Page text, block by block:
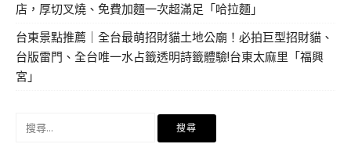
店，厚切叉燒、免費加麵一次超滿足「哈拉麵」
台東景點推薦｜全台最萌招財貓土地公廟！必拍巨型招財貓、
台版雷門、全台唯一水占籤透明詩籤體驗!台東太麻里「福興
宮」